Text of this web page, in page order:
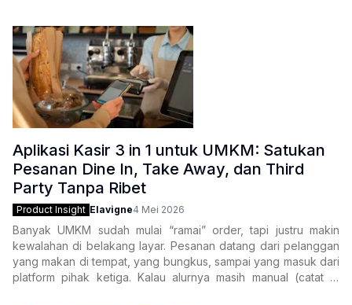
Aplikasi Kasir 3 in 1 untuk UMKM: Satukan
Pesanan Dine In, Take Away, dan Third
Party Tanpa Ribet
Product Insight Elavigne4 Mei 2026
Banyak UMKM sudah mulai “ramai” order, tapi justru makin
kewalahan di belakang layar. Pesanan datang dari pelanggan
yang makan di tempat, yang bungkus, sampai yang masuk dari
platform pihak ketiga. Kalau alurnya masih manual (catat di